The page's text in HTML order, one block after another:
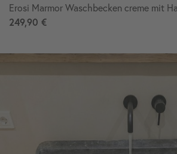
Erosi Marmor Waschbecken creme mit
249,90 €